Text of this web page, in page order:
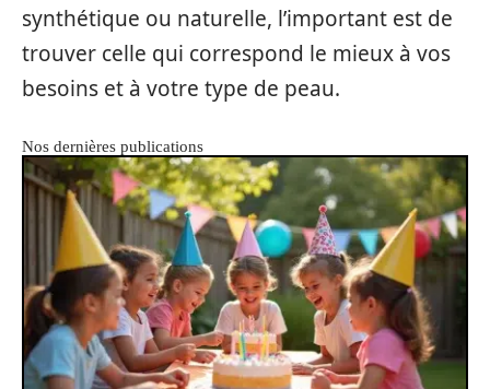
synthétique ou naturelle, l’important est de
trouver celle qui correspond le mieux à vos
besoins et à votre type de peau.
Nos dernières publications